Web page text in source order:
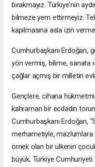
bırakmayız. Türkiye'nin
bilmeze yem ettirmeyiz.
kapılmasına asla izin
Cumhurbaşkanı Erdoğan,
yön vermiş, bilime, sanata
çağlar açmış bir milletin
Gençlere, cihana
kahraman bir ecdadın
Cumhurbaşkanı Erdoğan,
merhametiyle, mazlumlara
örnek olan bir ülkenin
büyük, Türkiye